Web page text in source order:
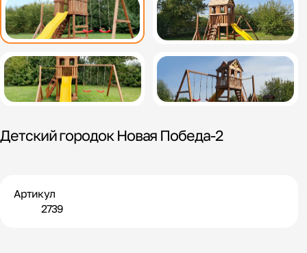
Детский городок Новая Победа-2
Артикул
2739